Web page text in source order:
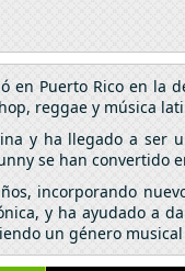
en Puerto Rico en la
reggae y música
y ha llegado a
se han
incorporando
y ha ayudado a
un género